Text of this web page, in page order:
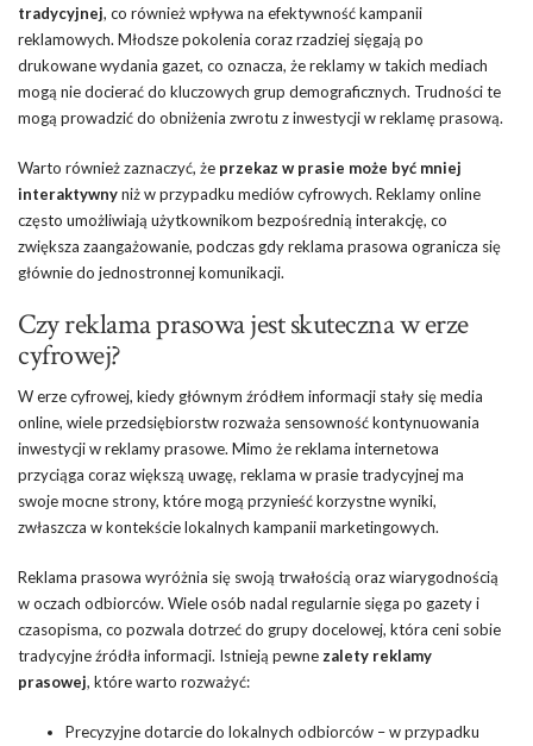
tradycyjnej, co również wpływa na efektywność kampanii
reklamowych. Młodsze pokolenia coraz rzadziej sięgają po
drukowane wydania gazet, co oznacza, że reklamy w takich mediach
mogą nie docierać do kluczowych grup demograficznych. Trudności te
mogą prowadzić do obniżenia zwrotu z inwestycji w reklamę prasową.
Warto również zaznaczyć, że przekaz w prasie może być mniej
interaktywnyniż w przypadku mediów cyfrowych. Reklamy online
często umożliwiają użytkownikom bezpośrednią interakcję, co
zwiększa zaangażowanie, podczas gdy reklama prasowa ogranicza się
głównie do jednostronnej komunikacji.
Czy reklama prasowa jest skuteczna w erze
cyfrowej?
W erze cyfrowej, kiedy głównym źródłem informacji stały się media
online, wiele przedsiębiorstw rozważa sensowność kontynuowania
inwestycji w reklamy prasowe. Mimo że reklama internetowa
przyciąga coraz większą uwagę, reklama w prasie tradycyjnej ma
swoje mocne strony, które mogą przynieść korzystne wyniki,
zwłaszcza w kontekście lokalnych kampanii marketingowych.
Reklama prasowa wyróżnia się swoją trwałością oraz wiarygodnością
w oczach odbiorców. Wiele osób nadal regularnie sięga po gazety i
czasopisma, co pozwala dotrzeć do grupy docelowej, która ceni sobie
tradycyjne źródła informacji. Istnieją pewne zalety reklamy
prasowej, które warto rozważyć:
Precyzyjne dotarcie do lokalnych odbiorców – w przypadku